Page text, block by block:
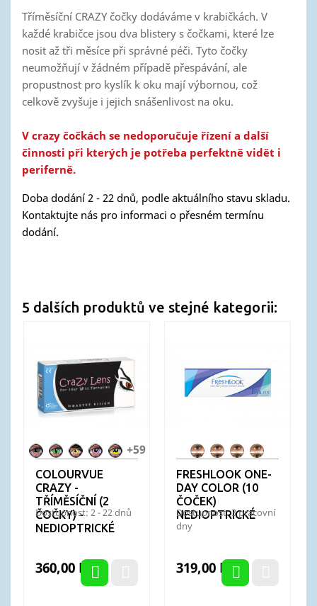
Tříměsíční CRAZY čočky dodáváme v krabičkách. V
každé krabičce jsou dva blistery s čočkami, které lze
nosit až tři měsíce při správné péči. Tyto čočky
neumožňují v žádném případě přespávání, ale
propustnost pro kyslík k oku mají výbornou, což
celkově zvyšuje i jejich snášenlivost na oku.
V crazy čočkách se nedoporučuje řízení a další
činnosti při kterých je potřeba perfektně vidět i
periferně.
Doba dodání 2 - 22 dnů, podle aktuálního stavu skladu.
Kontaktujte nás pro informaci o přesném termínu
dodání.
5 dalších produktů ve stejné kategorii:
COLOURVUE
CRAZY -
TŘÍMĚSÍČNÍ (2
ČOČKY) -
NEDIOPTRICKÉ
Dostupnost: 2 - 22 dnů
Cena
360,00 Kč
AlienAnaconda
AvatarBarbie
Bat+59
FRESHLOOK ONE-
DAY COLOR (10
ČOČEK)
NEDIOPTRICKÉ
Dostupnost: 3 pracovní
dny
Cena
319,00 Kč
FL
Blue
FL
Grey
FL
Green
FL
Pure
Hazel